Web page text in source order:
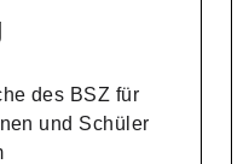
des BSZ für
und Schüler